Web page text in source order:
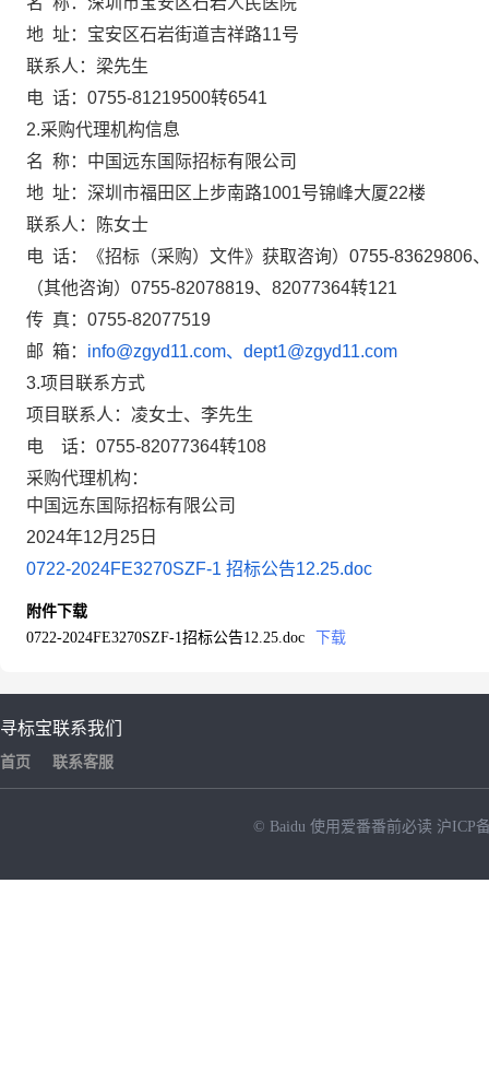
地 址：宝安区石岩街道吉祥路11号
联系人：梁先生
电 话： 0755-81219500转6541
2.采购代理机构信息
名 称：中国远东国际招标有限公司
地 址：深圳市福田区上步南路1001号锦峰大厦22楼
联系人：陈女士
电 话：《招标（采购）文件》获取咨询）0755-83629806
（其他咨询）0755-82078819、82077364转121
传 真：0755-82077519
邮 箱： info@zgyd11.com、dept1@zgyd11.com
3.项目联系方式
项目联系人：凌女士、李先生
电 话：0755-82077364转108
采购代理机构：
中国远东国际招标有限公司
2024年12月 25 日
0722-2024FE3270SZF-1 招标公告12.25.doc
附件下载
0722-2024FE3270SZF-1招标公告12.25.doc
下载
寻标宝
首页
联系我们
联系客服
© Baidu 使用爱番番前必读 沪ICP